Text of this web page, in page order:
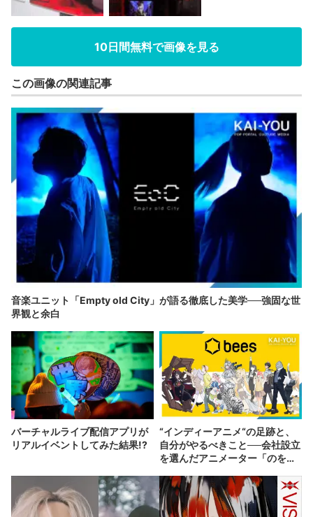
10日間無料で画像を見る
この画像の関連記事
音楽ユニット「Empty old City」が語る徹底した美学──強固な世
界観と余白
バーチャルライブ配信アプリが
リアルイベントしてみた結果!?
“インディーアニメ“の足跡と、
自分がやるべきこと──会社設立
を選んだアニメーター「のを